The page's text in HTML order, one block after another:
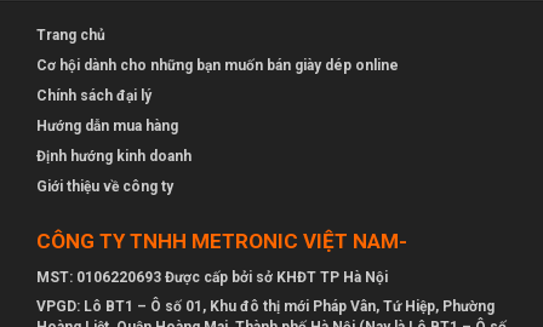
Trang chủ
Cơ hội dành cho những bạn muốn bán giày dép online
Chính sách đại lý
Hướng dẫn mua hàng
Định hướng kinh doanh
Giới thiệu về công ty
CÔNG TY TNHH METRONIC VIỆT NAM-
MST: 0106220693 Được cấp bởi sở KHĐT TP Hà Nội
VPGD: Lô BT1 – Ô số 01, Khu đô thị mới Pháp Vân, Tứ Hiệp, Phường